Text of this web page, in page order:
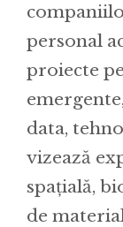
personal
proiecte
data,
vizează
spațială,
de